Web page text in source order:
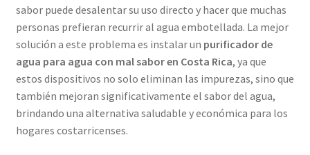
sabor puede desalentar su uso directo y hacer que muchas
personas prefieran recurrir al agua embotellada. La mejor
solución a este problema es instalar un purificador de
agua para agua con mal sabor en Costa Rica, ya que
estos dispositivos no solo eliminan las impurezas, sino que
también mejoran significativamente el sabor del agua,
brindando una alternativa saludable y económica para los
hogares costarricenses.